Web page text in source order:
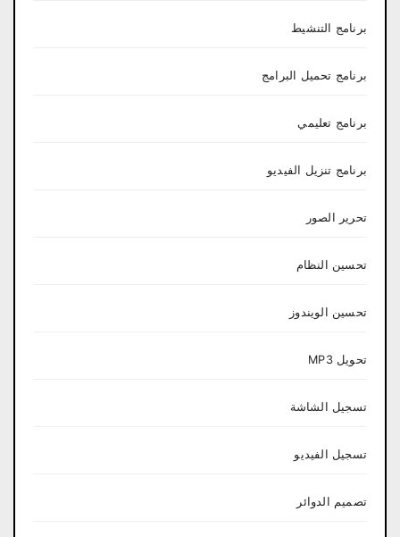
برنامج التنشيط
برنامج تحميل البرامج
برنامج تعليمي
برنامج تنزيل الفيديو
تحرير الصور
تحسين النظام
تحسين الويندوز
تحويل MP3
تسجيل الشاشة
تسجيل الفيديو
تصميم الدوائر